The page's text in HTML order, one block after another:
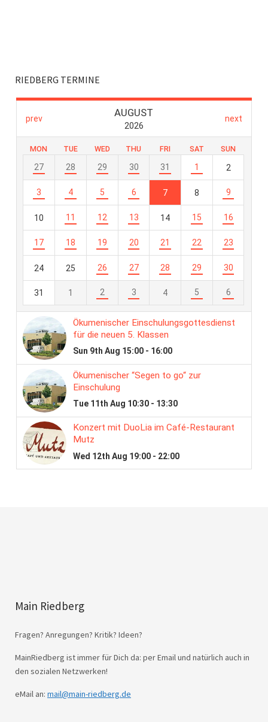
RIEDBERG TERMINE
Main Riedberg
Fragen? Anregungen? Kritik? Ideen?
MainRiedberg ist immer für Dich da: per Email und natürlich auch in
den sozialen Netzwerken!
eMail an: mail@main-riedberg.de